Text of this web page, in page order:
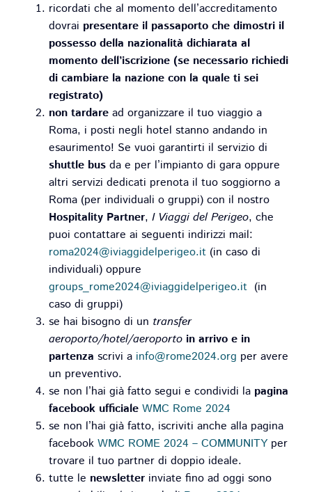
ricordati che al momento dell’accreditamento
dovrai presentare il passaporto che dimostri il
possesso della nazionalità dichiarata al
momento dell’iscrizione (se necessario richiedi
di cambiare la nazione con la quale ti sei
registrato)
non tardare ad organizzare il tuo viaggio a
Roma, i posti negli hotel stanno andando in
esaurimento! Se vuoi garantirti il servizio di
shuttle bus da e per l’impianto di gara oppure
altri servizi dedicati prenota il tuo soggiorno a
Roma (per individuali o gruppi) con il nostro
Hospitality Partner, I Viaggi del Perigeo, che
puoi contattare ai seguenti indirizzi mail:
roma2024@iviaggidelperigeo.it (in caso di
individuali) oppure
groups_rome2024@iviaggidelperigeo.it (in
caso di gruppi)
se hai bisogno di un transfer
aeroporto/hotel/aeroporto in arrivo e in
partenza scrivi a info@rome2024.org per avere
un preventivo.
se non l’hai già fatto segui e condividi la pagina
facebook ufficiale WMC Rome 2024
se non l’hai già fatto, iscriviti anche alla pagina
facebook WMC ROME 2024 – COMMUNITY per
trovare il tuo partner di doppio ideale.
tutte le newsletter inviate fino ad oggi sono